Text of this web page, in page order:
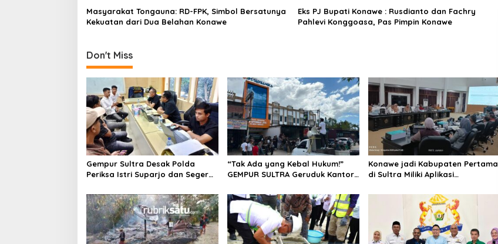
Pilkada 2024
Masyarakat Tongauna: RD-FPK, Simbol Bersatunya
Kekuatan dari Dua Belahan Konawe
Eks PJ Bupati Konawe : Rusdianto dan Fachry
Pahlevi Konggoasa, Pas Pimpin Konawe
Don't Miss
Gempur Sultra Desak Polda
Periksa Istri Suparjo dan Segera
Ilegal
“Tak Ada yang Kebal Hukum!”
GEMPUR SULTRA Geruduk Kantor
Tadisangka, Siap Kuasai Lahan
Puuwatu
Konawe jadi Kabupaten Pertama
di Sultra Miliki Aplikasi
Restui Anggaran Rp200 Juta